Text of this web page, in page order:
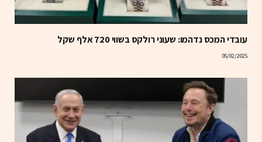
עובדי המכס נדהמו: שעוני רולקס בשווי 720 אלף שקל
05/02/2025